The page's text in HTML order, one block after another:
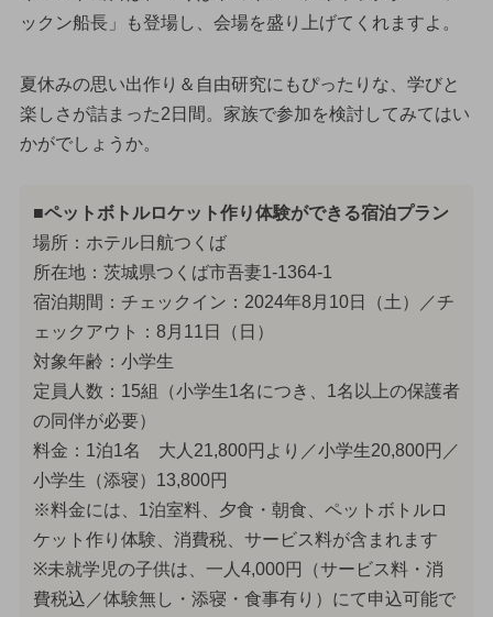
ックン船長」も登場し、会場を盛り上げてくれますよ。
夏休みの思い出作り＆自由研究にもぴったりな、学びと
楽しさが詰まった2日間。家族で参加を検討してみてはい
かがでしょうか。
■ペットボトルロケット作り体験ができる宿泊プラン
場所：ホテル日航つくば
所在地：茨城県つくば市吾妻1-1364-1
宿泊期間：チェックイン：2024年8月10日（土）／チ
ェックアウト：8月11日（日）
対象年齢：小学生
定員人数：15組（小学生1名につき、1名以上の保護者
の同伴が必要）
料金：1泊1名 大人21,800円より／小学生20,800円／
小学生（添寝）13,800円
※料金には、1泊室料、夕食・朝食、ペットボトルロ
ケット作り体験、消費税、サービス料が含まれます
※未就学児の子供は、一人4,000円（サービス料・消
費税込／体験無し・添寝・食事有り）にて申込可能で